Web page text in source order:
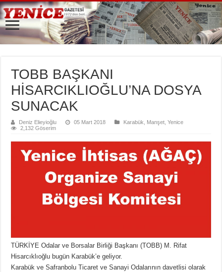
TOBB BAŞKANI
HİSARCIKLIOĞLU’NA DOSYA
SUNACAK
Deniz Elieyioğlu 05 Mart 2018 Karabük Manşet ,Yenice
2,132 Göserim
TÜRKİYE Odalar ve Borsalar Birliği Başkanı (TOBB) M. Rifat
Hisarcıklıoğlu bugün Karabük’e geliyor.
Karabük ve Safranbolu Ticaret ve Sanayi Odalarının davetlisi olarak